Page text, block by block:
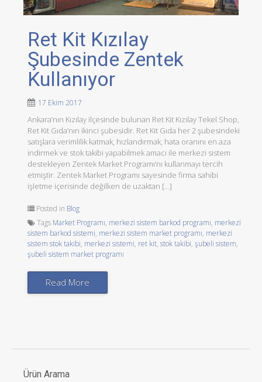
Ret Kit Kızılay
Şubesinde Zentek
Kullanıyor
17 Ekim 2017
Ankara’nın Kızılay ilçesinde bulunan Ret Kit Kızılay Tekel Shop,
Ret Kit Gıda’nın ikinci şubesidir. Ret Kit Gıda her 2 şubesindeki
satışlara verimlilik katmak, hızlandırmak, hata oranını en aza
indirmek ve stok takibi yapabilmek amacı ile merkezi sistem
destekleyen Zentek Market Programı’nı kullanmayı tercih
etmiştir. Zentek Market Programı sayesinde firma sahibi
işletme içerisinde değilken de uzaktan […]
Posted in Blog
Tags Market Programı, merkezi sistem barkod programı, merkezi
sistem barkod sistemi, merkezi sistem market programı, merkezi
sistem stok takibi, merkezi sistemi, ret kit,stok takibi,şubeli sistem,
şubeli sistem market programı
Read More
Ürün Arama